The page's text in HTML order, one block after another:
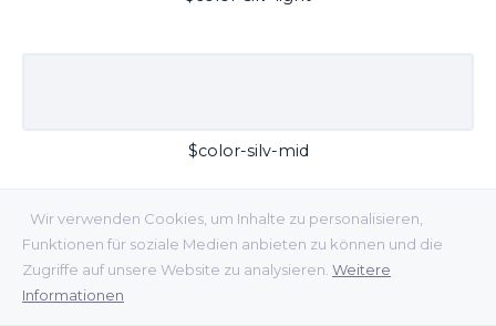
Wir verwenden Cookies, um Inhalte zu personalisieren,
Funktionen für soziale Medien anbieten zu können und die
Zugriffe auf unsere Website zu analysieren. Weitere
Informationen
$color-silv-mid